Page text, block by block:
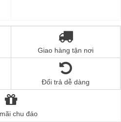
Giao hàng tận nơi
Đổi trả dễ dàng
chu đáo